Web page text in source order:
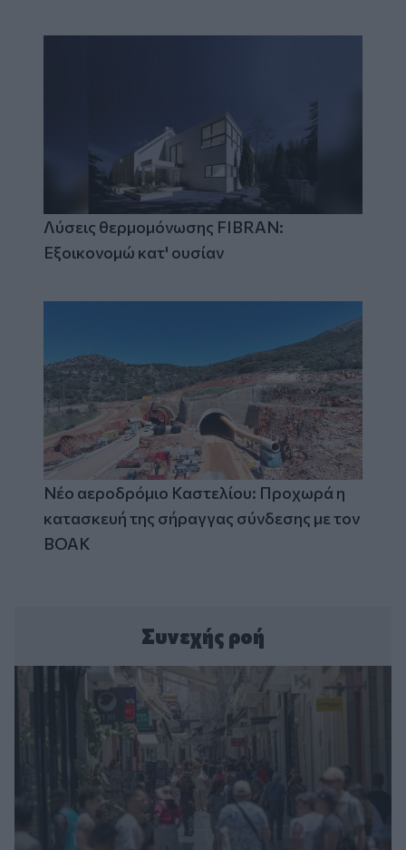
Λύσεις θερμομόνωσης FIBRAN:
Εξοικονομώ κατ' ουσίαν
Νέο αεροδρόμιο Καστελίου: Προχωρά η
κατασκευή της σήραγγας σύνδεσης με τον
ΒΟΑΚ
Συνεχής ροή